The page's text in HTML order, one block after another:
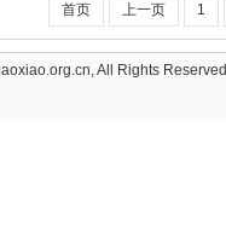
首页 上一页 1
All Rights Reserved